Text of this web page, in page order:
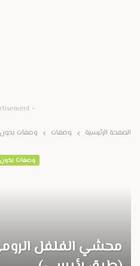
-
الصفحة الرئيسية وصفات وصفات بدون
وصفات بدون
محشي الفلفل